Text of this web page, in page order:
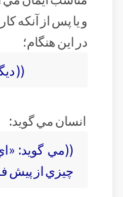
و يا پس از آنکه
در اين هنگام؛
((
انسان مي گويد:
((مي گويد:
چيزي از پيش